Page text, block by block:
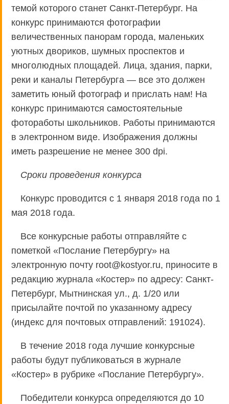
темой которого станет Санкт-Петербург. На
конкурс принимаются фотографии
величественных панорам города, маленьких
уютных двориков, шумных проспектов и
многолюдных площадей. Лица, здания, парки,
реки и каналы Петербурга — все это должен
заметить юный фотограф и прислать нам! На
конкурс принимаются самостоятельные
фотоработы школьников. Работы принимаются
в электронном виде. Изображения должны
иметь разрешение не менее 300 dpi.
Сроки проведения конкурса
Конкурс проводится с 1 января 2018 года по 1
мая 2018 года.
Все конкурсные работы отправляйте с
пометкой «Послание Петербургу» на
электронную почту root@kostyor.ru, приносите в
редакцию журнала «Костер» по адресу: Санкт-
Петербург, Мытнинская ул., д. 1/20 или
присылайте почтой по указанному адресу
(индекс для почтовых отправлений: 191024).
В течение 2018 года лучшие конкурсные
работы будут публиковаться в журнале
«Костер» в рубрике «Послание Петербургу».
Победители конкурса определяются до 10